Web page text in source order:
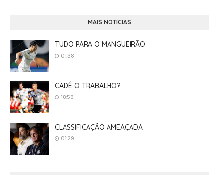
MAIS NOTÍCIAS
TUDO PARA O MANGUEIRÃO
01:38
CADÊ O TRABALHO?
18:58
CLASSIFICAÇÃO AMEAÇADA
01:29